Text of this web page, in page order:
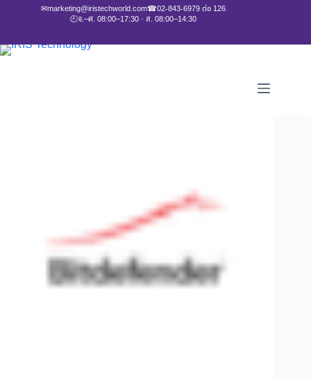
✉marketing@iristechworld.com☎02-843-6979 ต่อ 126
🕘จ.–ศ. 08:00–17:30 · ส. 08:00–14:30